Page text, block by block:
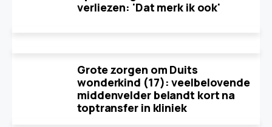
verliezen: 'Dat merk ik ook'
Grote zorgen om Duits
wonderkind (17): veelbelovende
middenvelder belandt kort na
toptransfer in kliniek